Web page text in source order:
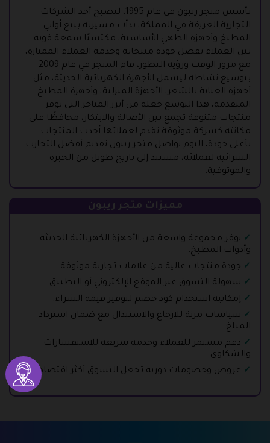
تأسس متجر ريبون في عام 1995، ليصبح أحد الشركات
التجارية العريقة في المملكة، بدأت مسيرته ببيع أواني
المطبخ وأجهزة الطهي الأساسية، مكتسبًا سمعة قوية
بين العملاء بفضل جودة منتجاته وخدمة العملاء الممتازة،
مع مرور الوقت ورؤية التطور، قام المتجر في عام 2009
بتوسيع نشاطه ليشمل الأجهزة الكهربائية الحديثة، مثل
أجهزة العناية بالشعر، الأجهزة المنزلية، وأجهزة المطبخ
المتقدمة، هذا التوسع جعله من أبرز المتاجر التي توفر
منتجات متنوعة تجمع بين الأصالة والابتكار، محافظًا على
مكانته كشركة موثوقة تقدم لعملائها أحدث المنتجات
بأعلى جودة، اليوم يواصل متجر ريبون تقديم أفضل التجارب
الشرائية لعملائه، مستند إلى تاريخ طويل من الخبرة
والموثوقية.
مميزات متجر ريبون
يوفر مجموعة واسعة من الأجهزة الكهربائية الحديثة
وأدوات المطبخ.
جودة منتجات عالية من علامات تجارية موثوقة.
سهولة التسوق عبر الموقع الإلكتروني أو التطبيق.
إمكانية استخدام كود خصم لتوفير قيمة الشراء.
سياسات مرنة للإرجاع والاستبدال مع ضمان استرداد
المبلغ.
دعم مستمر للعملاء وخدمة سريعة للاستفسارات
والشكاوى.
عروض وخصومات دورية تجعل التسوق أكثر اقتصادية.